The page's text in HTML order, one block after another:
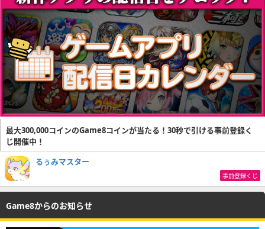
最大300,000コインのGame8コインが当たる！30秒で引ける事前登録く
じ開催中！
るぅみマスター
事前登録くじ
Game8からのお知らせ